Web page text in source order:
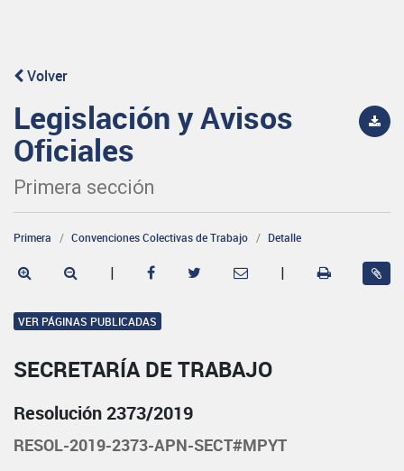
Volver
Legislación y Avisos
Oficiales
Primera sección
Primera Convenciones Colectivas de Trabajo Detalle
| |
VER PÁGINAS PUBLICADAS
SECRETARÍA DE TRABAJO
Resolución 2373/2019
RESOL-2019-2373-APN-SECT#MPYT